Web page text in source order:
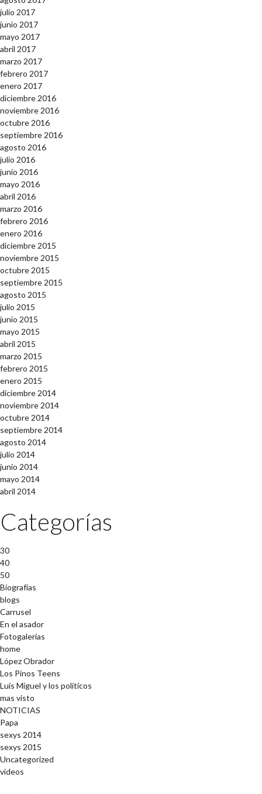
julio 2017
junio 2017
mayo 2017
abril 2017
marzo 2017
febrero 2017
enero 2017
diciembre 2016
noviembre 2016
octubre 2016
septiembre 2016
agosto 2016
julio 2016
junio 2016
mayo 2016
abril 2016
marzo 2016
febrero 2016
enero 2016
diciembre 2015
noviembre 2015
octubre 2015
septiembre 2015
agosto 2015
julio 2015
junio 2015
mayo 2015
abril 2015
marzo 2015
febrero 2015
enero 2015
diciembre 2014
noviembre 2014
octubre 2014
septiembre 2014
agosto 2014
julio 2014
junio 2014
mayo 2014
abril 2014
Categorías
30
40
50
Biografías
blogs
Carrusel
En el asador
Fotogalerías
home
López Obrador
Los Pinos Teens
Luis Miguel y los políticos
mas visto
NOTICIAS
Papa
sexys 2014
sexys 2015
Uncategorized
videos